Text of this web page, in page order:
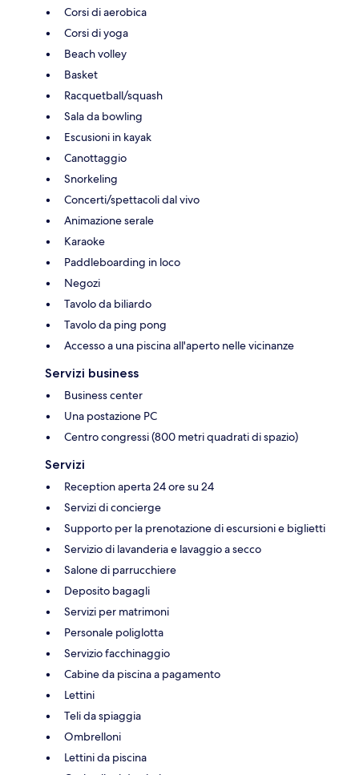
Corsi di aerobica
Corsi di yoga
Beach volley
Basket
Racquetball/squash
Sala da bowling
Escusioni in kayak
Canottaggio
Snorkeling
Concerti/spettacoli dal vivo
Animazione serale
Karaoke
Paddleboarding in loco
Negozi
Tavolo da biliardo
Tavolo da ping pong
Accesso a una piscina all'aperto nelle vicinanze
Servizi business
Business center
Una postazione PC
Centro congressi (800 metri quadrati di spazio)
Servizi
Reception aperta 24 ore su 24
Servizi di concierge
Supporto per la prenotazione di escursioni e biglietti
Servizio di lavanderia e lavaggio a secco
Salone di parrucchiere
Deposito bagagli
Servizi per matrimoni
Personale poliglotta
Servizio facchinaggio
Cabine da piscina a pagamento
Lettini
Teli da spiaggia
Ombrelloni
Lettini da piscina